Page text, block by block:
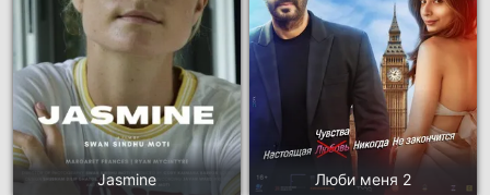
Jasmine Люби меня 2